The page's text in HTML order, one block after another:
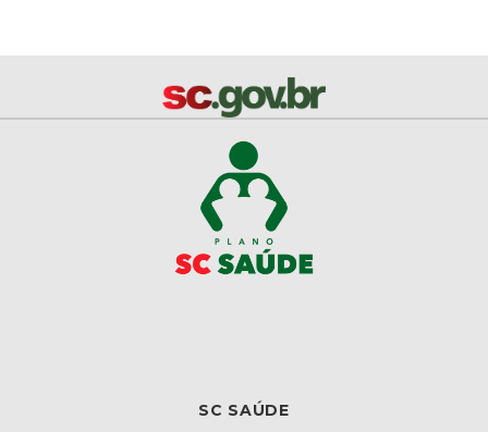
SC SAÚDE